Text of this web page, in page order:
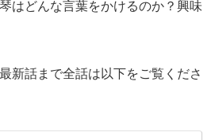
はどんな言葉をかけるのか？興味
新話まで全話は以下をご覧くださ